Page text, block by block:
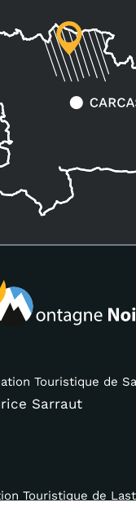
Touristique de
Sarraut
Touristique de